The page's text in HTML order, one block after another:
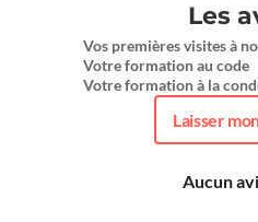
Les
Vos premières visites à
Votre formation au code
Votre formation à la
Laisser
Aucun